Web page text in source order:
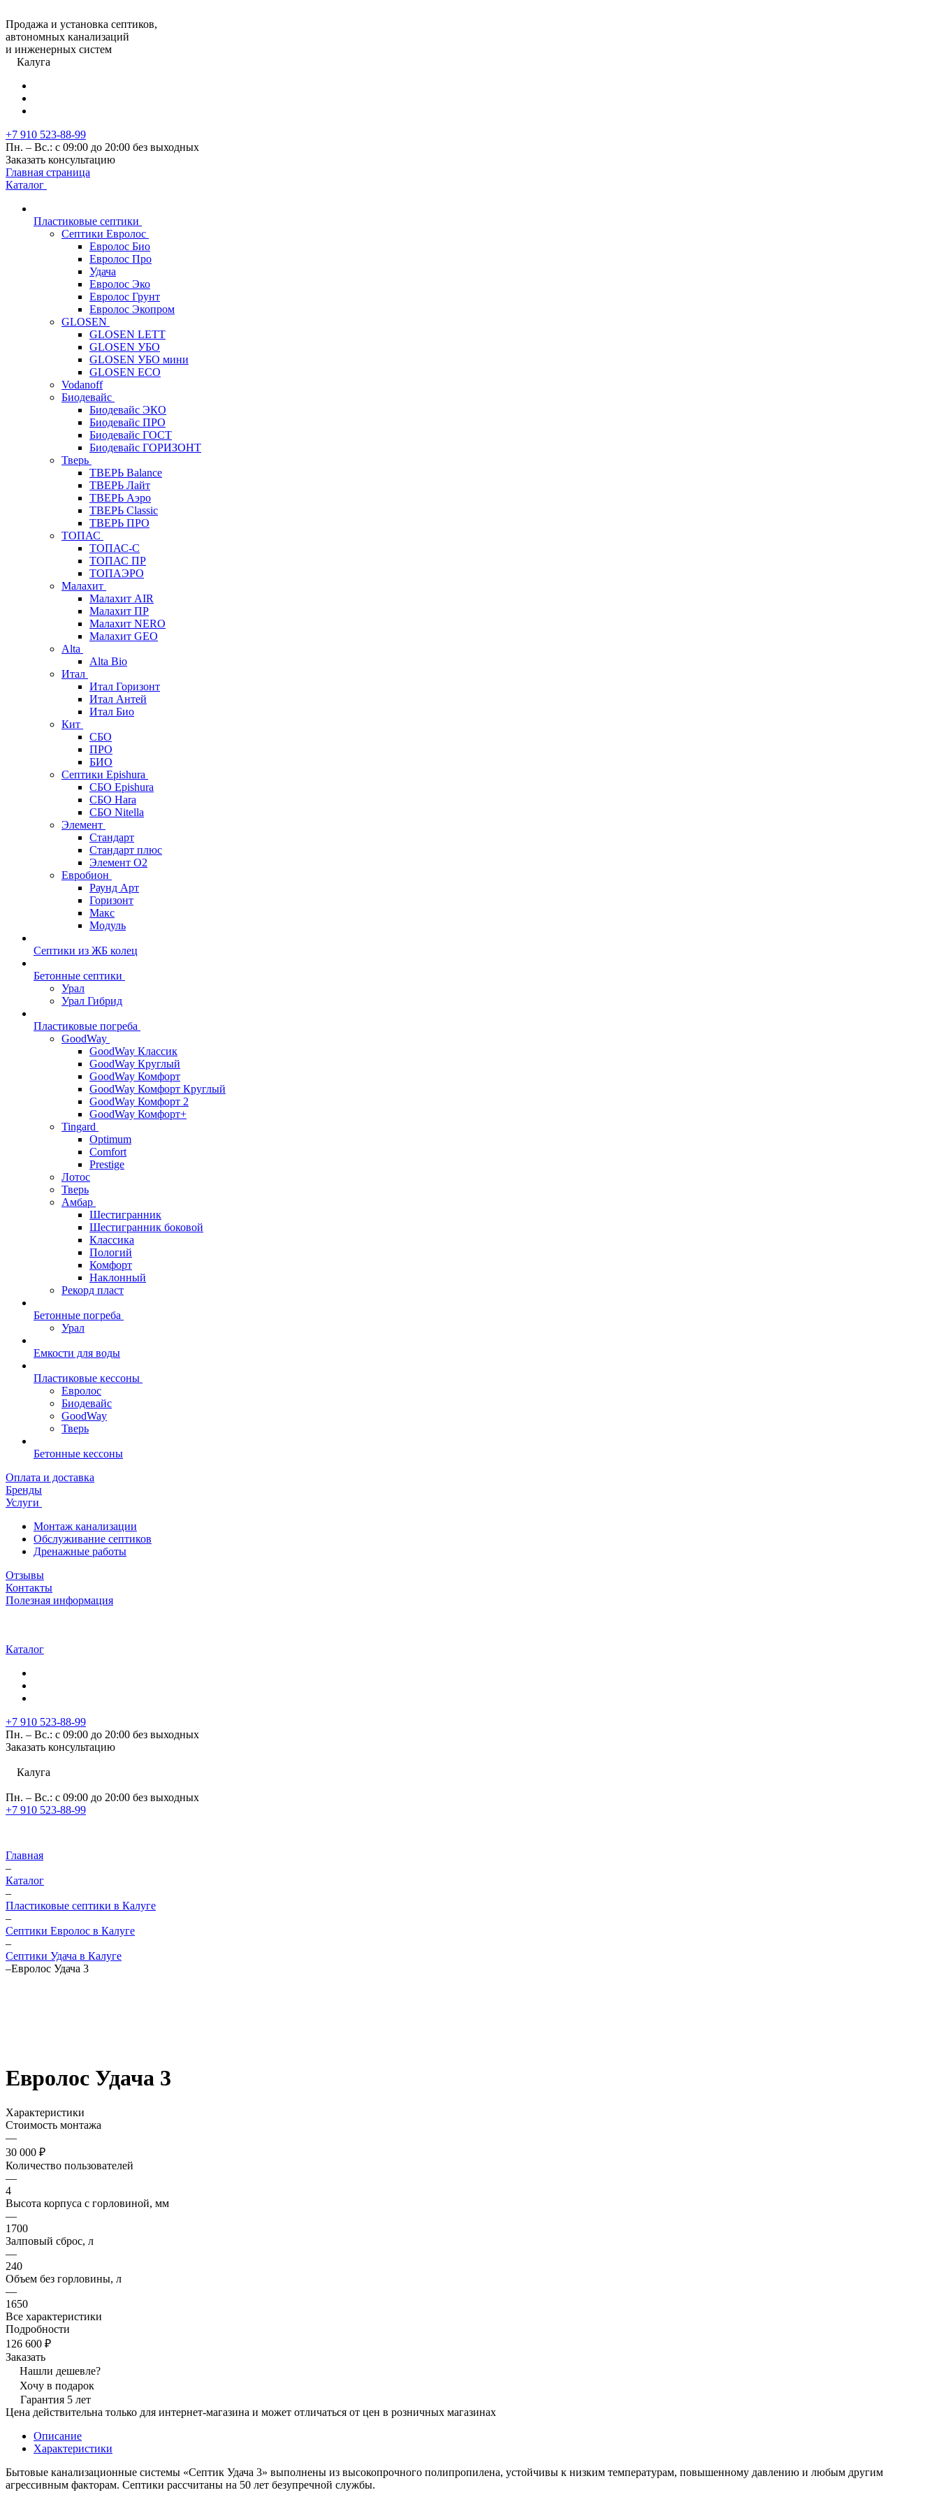
Продажа и установка септиков,
автономных канализаций
и инженерных систем
Калуга
+7 910 523-88-99
Пн. – Вс.: с 09:00 до 20:00 без выходных
Заказать консультацию
Главная страница
Каталог
Пластиковые септики
Септики Евролос
Евролос Био
Евролос Про
Удача
Евролос Эко
Евролос Грунт
Евролос Экопром
GLOSEN
GLOSEN LETT
GLOSEN УБО
GLOSEN УБО мини
GLOSEN ECO
Vodanoff
Биодевайс
Биодевайс ЭКО
Биодевайс ПРО
Биодевайс ГОСТ
Биодевайс ГОРИЗОНТ
Тверь
ТВЕРЬ Balance
ТВЕРЬ Лайт
ТВЕРЬ Аэро
ТВЕРЬ Classic
ТВЕРЬ ПРО
ТОПАС
ТОПАС-С
ТОПАС ПР
ТОПАЭРО
Малахит
Малахит AIR
Малахит ПР
Малахит NERO
Малахит GEO
Alta
Alta Bio
Итал
Итал Горизонт
Итал Антей
Итал Био
Кит
СБО
ПРО
БИО
Септики Epishura
СБО Epishura
СБО Hara
СБО Nitella
Элемент
Стандарт
Стандарт плюс
Элемент О2
Евробион
Раунд Арт
Горизонт
Макс
Модуль
Септики из ЖБ колец
Бетонные септики
Урал
Урал Гибрид
Пластиковые погреба
GoodWay
GoodWay Классик
GoodWay Круглый
GoodWay Комфорт
GoodWay Комфорт Круглый
GoodWay Комфорт 2
GoodWay Комфорт+
Tingard
Optimum
Comfort
Prestige
Лотос
Тверь
Амбар
Шестигранник
Шестигранник боковой
Классика
Пологий
Комфорт
Наклонный
Рекорд пласт
Бетонные погреба
Урал
Емкости для воды
Пластиковые кессоны
Евролос
Биодевайс
GoodWay
Тверь
Бетонные кессоны
Оплата и доставка
Бренды
Услуги
Монтаж канализации
Обслуживание септиков
Дренажные работы
Отзывы
Контакты
Полезная информация
Каталог
+7 910 523-88-99
Пн. – Вс.: с 09:00 до 20:00 без выходных
Заказать консультацию
Калуга
Пн. – Вс.: с 09:00 до 20:00 без выходных
+7 910 523-88-99
Главная
–
Каталог
–
Пластиковые септики в Калуге
–
Септики Евролос в Калуге
–
Септики Удача в Калуге
–Евролос Удача 3
Евролос Удача 3
Характеристики
Стоимость монтажа
—
30 000 ₽
Количество пользователей
—
4
Высота корпуса с горловиной, мм
—
1700
Залповый сброс, л
—
240
Объем без горловины, л
—
1650
Все характеристики
Подробности
126 600 ₽
Заказать
Нашли дешевле?
Хочу в подарок
Гарантия 5 лет
Цена действительна только для интернет-магазина и может отличаться от цен в розничных магазинах
Описание
Характеристики
Бытовые канализационные системы «Септик Удача 3» выполнены из высокопрочного полипропилена, устойчивы к низким температурам, повышенному давлению и любым другим
агрессивным факторам. Септики рассчитаны на 50 лет безупречной службы.